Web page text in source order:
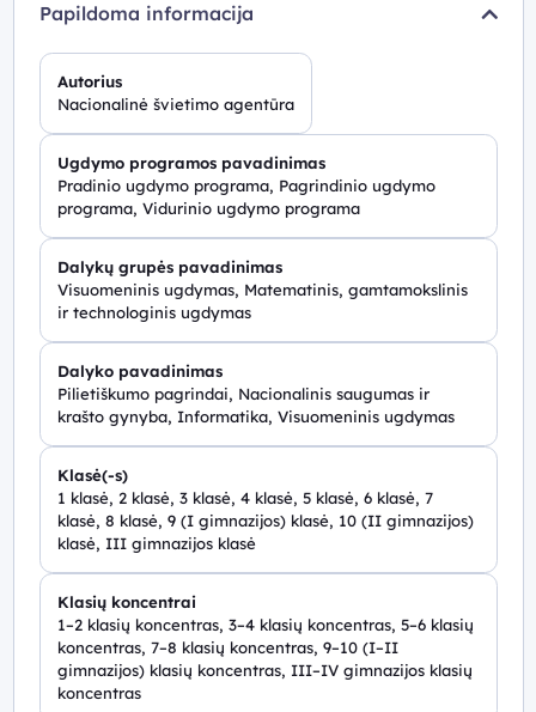
Papildoma informacija
Autorius
Nacionalinė švietimo agentūra
Ugdymo programos pavadinimas
Pradinio ugdymo programa, Pagrindinio ugdymo
programa, Vidurinio ugdymo programa
Dalykų grupės pavadinimas
Visuomeninis ugdymas, Matematinis, gamtamokslinis
ir technologinis ugdymas
Dalyko pavadinimas
Pilietiškumo pagrindai, Nacionalinis saugumas ir
krašto gynyba, Informatika, Visuomeninis ugdymas
Klasė(-s)
1 klasė, 2 klasė, 3 klasė, 4 klasė, 5 klasė, 6 klasė, 7
klasė, 8 klasė, 9 (I gimnazijos) klasė, 10 (II gimnazijos)
klasė, III gimnazijos klasė
Klasių koncentrai
1–2 klasių koncentras, 3–4 klasių koncentras, 5–6 klasių
koncentras, 7–8 klasių koncentras, 9–10 (I–II
gimnazijos) klasių koncentras, III–IV gimnazijos klasių
koncentras